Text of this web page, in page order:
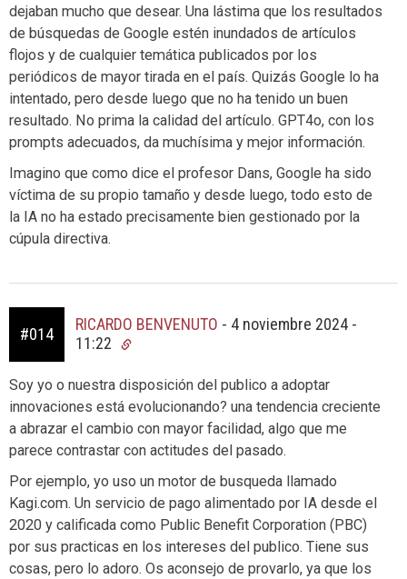
dejaban mucho que desear. Una lástima que los resultados
de búsquedas de Google estén inundados de artículos
flojos y de cualquier temática publicados por los
periódicos de mayor tirada en el país. Quizás Google lo ha
intentado, pero desde luego que no ha tenido un buen
resultado. No prima la calidad del artículo. GPT4o, con los
prompts adecuados, da muchísima y mejor información.
Imagino que como dice el profesor Dans, Google ha sido
víctima de su propio tamaño y desde luego, todo esto de
la IA no ha estado precisamente bien gestionado por la
cúpula directiva.
#014
RICARDO BENVENUTO - 4 noviembre 2024 -
11:22
Soy yo o nuestra disposición del publico a adoptar
innovaciones está evolucionando? una tendencia creciente
a abrazar el cambio con mayor facilidad, algo que me
parece contrastar con actitudes del pasado.
Por ejemplo, yo uso un motor de busqueda llamado
Kagi.com. Un servicio de pago alimentado por IA desde el
2020 y calificada como Public Benefit Corporation (PBC)
por sus practicas en los intereses del publico. Tiene sus
cosas, pero lo adoro. Os aconsejo de provarlo, ya que los